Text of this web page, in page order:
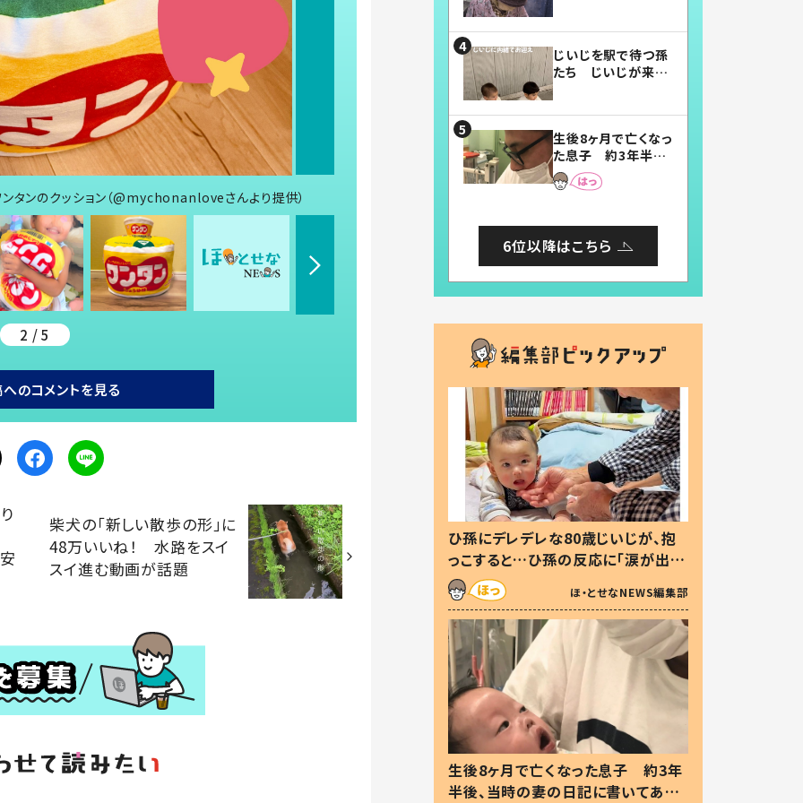
タンのクッション（@mychonanloveさんより提供）
2 / 5
のコメントを見る
柴犬の「新しい散歩の形」に
48万いいね！ 水路をスイ
スイ進む動画が話題
じいじを駅で待つ孫
たち じいじが来た
まらない」「幸せにな
れる」
生後8ヶ月で亡くなっ
た息子 約3年半
後、当時の妻の日記
に書いてあった本音
6位以降はこちら
ひ孫にデレデレな80歳じいじが、抱
っこすると…ひ孫の反応に「涙が出ま
した」「可愛くて仕方ない」
ほ・とせなNEWS編集部
生後8ヶ月で亡くなった息子 約3年
半後、当時の妻の日記に書いてあっ